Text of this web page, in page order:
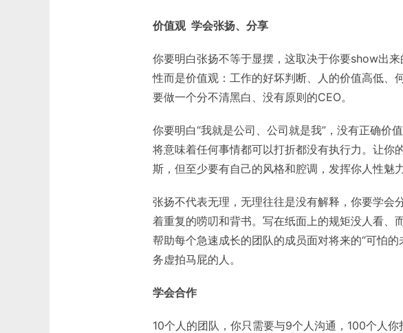
价值观 学会张扬、分享
你要明白张扬不等于显摆，这取决于你要show出
性而是价值观：工作的好坏判断、人的价值高低、
要做一个分不清黑白、没有原则的CEO。
你要明白“我就是公司、公司就是我”，没有正确价
将意味着任何事情都可以打折都没有执行力。让你
斯，但至少要有自己的风格和腔调，发挥你人性魅
张扬不代表无理，无理往往是没有解释，你要学会
着重复的唠叨和背书。写在纸面上的规矩没人看、
帮助每个急速成长的团队的成员面对将来的“可怕
务虚拍马屁的人。
学会合作
10个人的团队，你只需要与9个人沟通，100个人你